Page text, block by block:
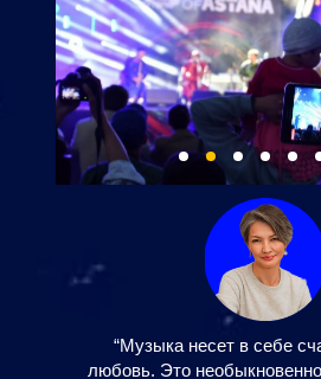
“Музыка несет в себе
любовь. Это